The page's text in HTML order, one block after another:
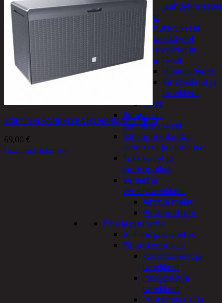
Öljyt
Perävaunutarvikkeet
Hinausköydet,
kiristysliinat ja
kiinnikkeet
Hinausköydet
Kiristysliinat ja
tarvikkeet
Valot
Rengas ja -
vannetarvikkeet
Sähköpotkulaudat,
skootterit ja ajoneuvot
Tukkikärryt ja
juontopulkat
Veneet ja
veneilytarvikkeet
Airot ja melat
Perämoottorit
Piha ja puutarha
Grillaus ja savustus
Piharakennukset
Kasvihuoneet ja
tarvikkeet
Paviljonkit ja
tarvikkeet
Puutarhavajat ja
SÄILYTYSLAATIKKO RATO HARMAA 114CM
69,00 €
Lisää ostoskoriin